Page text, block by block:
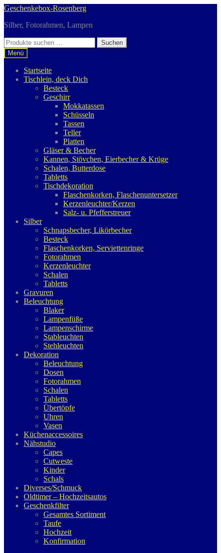
Zur
springen
Zum
springen
Geschenkebox-Rosenberg
Silber, Fotorahmen, Lampen
Suchen
nach:
Suchen
Menü
Startseite
Tischlein, deck Dich
Besteck
Geschirr
Mokkatassen
Schüsseln
Tassen
Teller
Platten
Gläser & Becher
Kannen, Stövchen, Eierbecher & Krüge
Schalen, Butterdose
Tabletts
Tischdekoration
Flaschenkorken, Flaschenuntersetzer
Kerzenleuchter/Kerzen
Salz- u. Pfefferstreuer
Silber
Schnapsbecher, Likörbecher
Besteck
Flaschenkorken, Serviettenringe
Fotorahmen
Kerzenleuchter
Schalen
Tabletts
Gravuren
Beleuchtung
Blaker
Lampenfüße
Lampenschirme
Stableuchten
Stehleuchten
Dekoration
Beleuchtung
Dosen
Fotorahmen
Schalen
Tabletts
Übertöpfe
Uhren
Vasen
Küchenaccessoires
Nähstudio
Capes
Cutweste
Kinder
Schals
Diverses/Schmuck
Oldtimer – Hochzeitsautos
Geschenkfilter
Gesamtes Sortiment
Taufe
Hochzeit
Konfirmation